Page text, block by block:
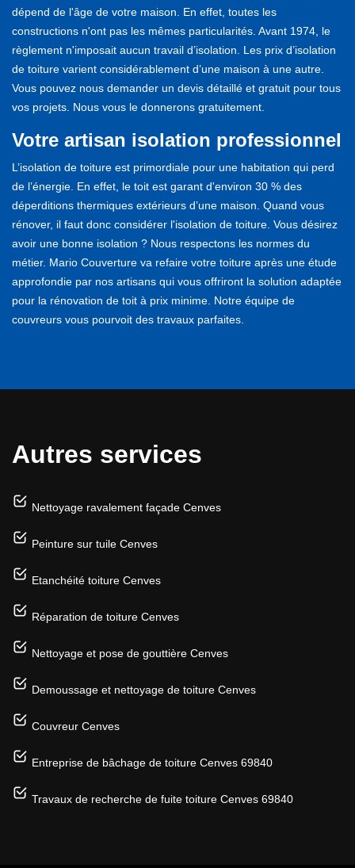
dépend de l'âge de votre maison. En effet, toutes les
constructions n'ont pas les mêmes particularités. Avant 1974, le
règlement n'imposait aucun travail d’isolation. Les prix d’isolation
de toiture varient considérablement d’une maison à une autre.
Vous pouvez nous demander un devis détaillé et gratuit pour tous
vos projets. Nous vous le donnerons gratuitement.
Votre artisan isolation professionnel
L’isolation de toiture est primordiale pour une habitation qui perd
de l’énergie. En effet, le toit est garant d'environ 30 % des
déperditions thermiques extérieurs d’une maison. Quand vous
rénover, il faut donc considérer l'isolation de toiture. Vous désirez
avoir une bonne isolation ? Nous respectons les normes du
métier. Mario Couverture va refaire votre toiture après une étude
approfondie par nos artisans qui vous offriront la solution adaptée
pour la rénovation de toit à prix minime. Notre équipe de
couvreurs vous pourvoit des travaux parfaites.
Autres services
Nettoyage ravalement façade Cenves
Peinture sur tuile Cenves
Etanchéité toiture Cenves
Réparation de toiture Cenves
Nettoyage et pose de gouttière Cenves
Demoussage et nettoyage de toiture Cenves
Couvreur Cenves
Entreprise de bâchage de toiture Cenves 69840
Travaux de recherche de fuite toiture Cenves 69840